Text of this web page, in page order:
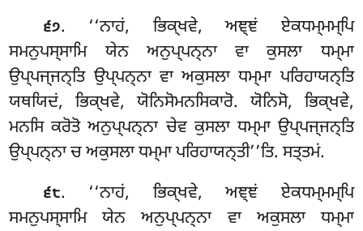
੬੭. ‘‘ਨਾਹਂ, ਭਿਕ੍ਖਵੇ, ਅਞ੍ਞਂ ਏਕਧਮ੍ਮਮ੍ਪਿ
ਸਮਨੁਪਸ੍ਸਾਮਿ ਯੇਨ ਅਨੁਪ੍ਪਨ੍ਨਾ ਵਾ ਕੁਸਲਾ ਧਮ੍ਮਾ
ਉਪ੍ਪਜ੍ਜਨ੍ਤਿ ਉਪ੍ਪਨ੍ਨਾ ਵਾ ਅਕੁਸਲਾ ਧਮ੍ਮਾ ਪਰਿਹਾਯਨ੍ਤਿ
ਯਥਯਿਦਂ, ਭਿਕ੍ਖਵੇ, ਯੋਨਿਸੋਮਨਸਿਕਾਰੋ. ਯੋਨਿਸੋ, ਭਿਕ੍ਖਵੇ,
ਮਨਸਿ ਕਰੋਤੋ ਅਨੁਪ੍ਪਨ੍ਨਾ ਚੇਵ ਕੁਸਲਾ ਧਮ੍ਮਾ ਉਪ੍ਪਜ੍ਜਨ੍ਤਿ
ਉਪ੍ਪਨ੍ਨਾ ਚ ਅਕੁਸਲਾ ਧਮ੍ਮਾ ਪਰਿਹਾਯਨ੍ਤੀ’’ਤਿ. ਸਤ੍ਤਮਂ.
੬੮. ‘‘ਨਾਹਂ, ਭਿਕ੍ਖਵੇ, ਅਞ੍ਞਂ ਏਕਧਮ੍ਮਮ੍ਪਿ
ਸਮਨੁਪਸ੍ਸਾਮਿ ਯੇਨ ਅਨੁਪ੍ਪਨ੍ਨਾ ਵਾ ਅਕੁਸਲਾ ਧਮ੍ਮਾ